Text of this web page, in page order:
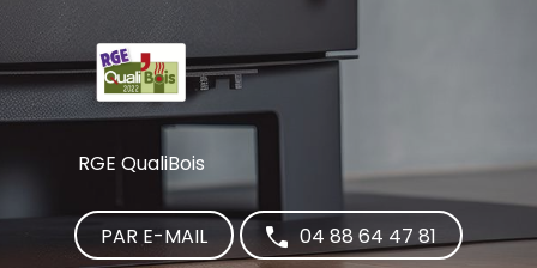
RGE QualiBois
PAR E-MAIL 04 88 64 47 81